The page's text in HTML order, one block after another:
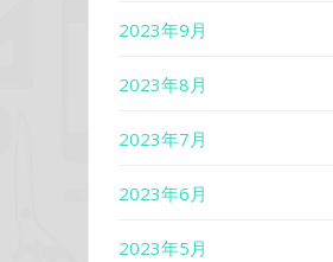
2023年9月
2023年8月
2023年7月
2023年6月
2023年5月